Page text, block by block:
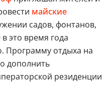
майские
садов, фонтанов,
это время года
Программу отдыха на
дополнить
резиденции